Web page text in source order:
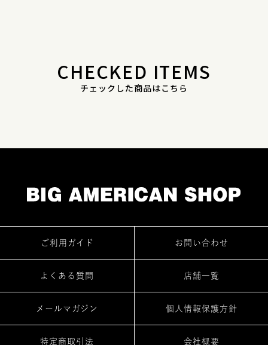
CHECKED ITEMS
チェックした商品はこちら
ご利用ガイド お問い合わせ
よくある質問 店舗一覧
メールマガジン 個人情報保護方針
特定商取引法 会社概要